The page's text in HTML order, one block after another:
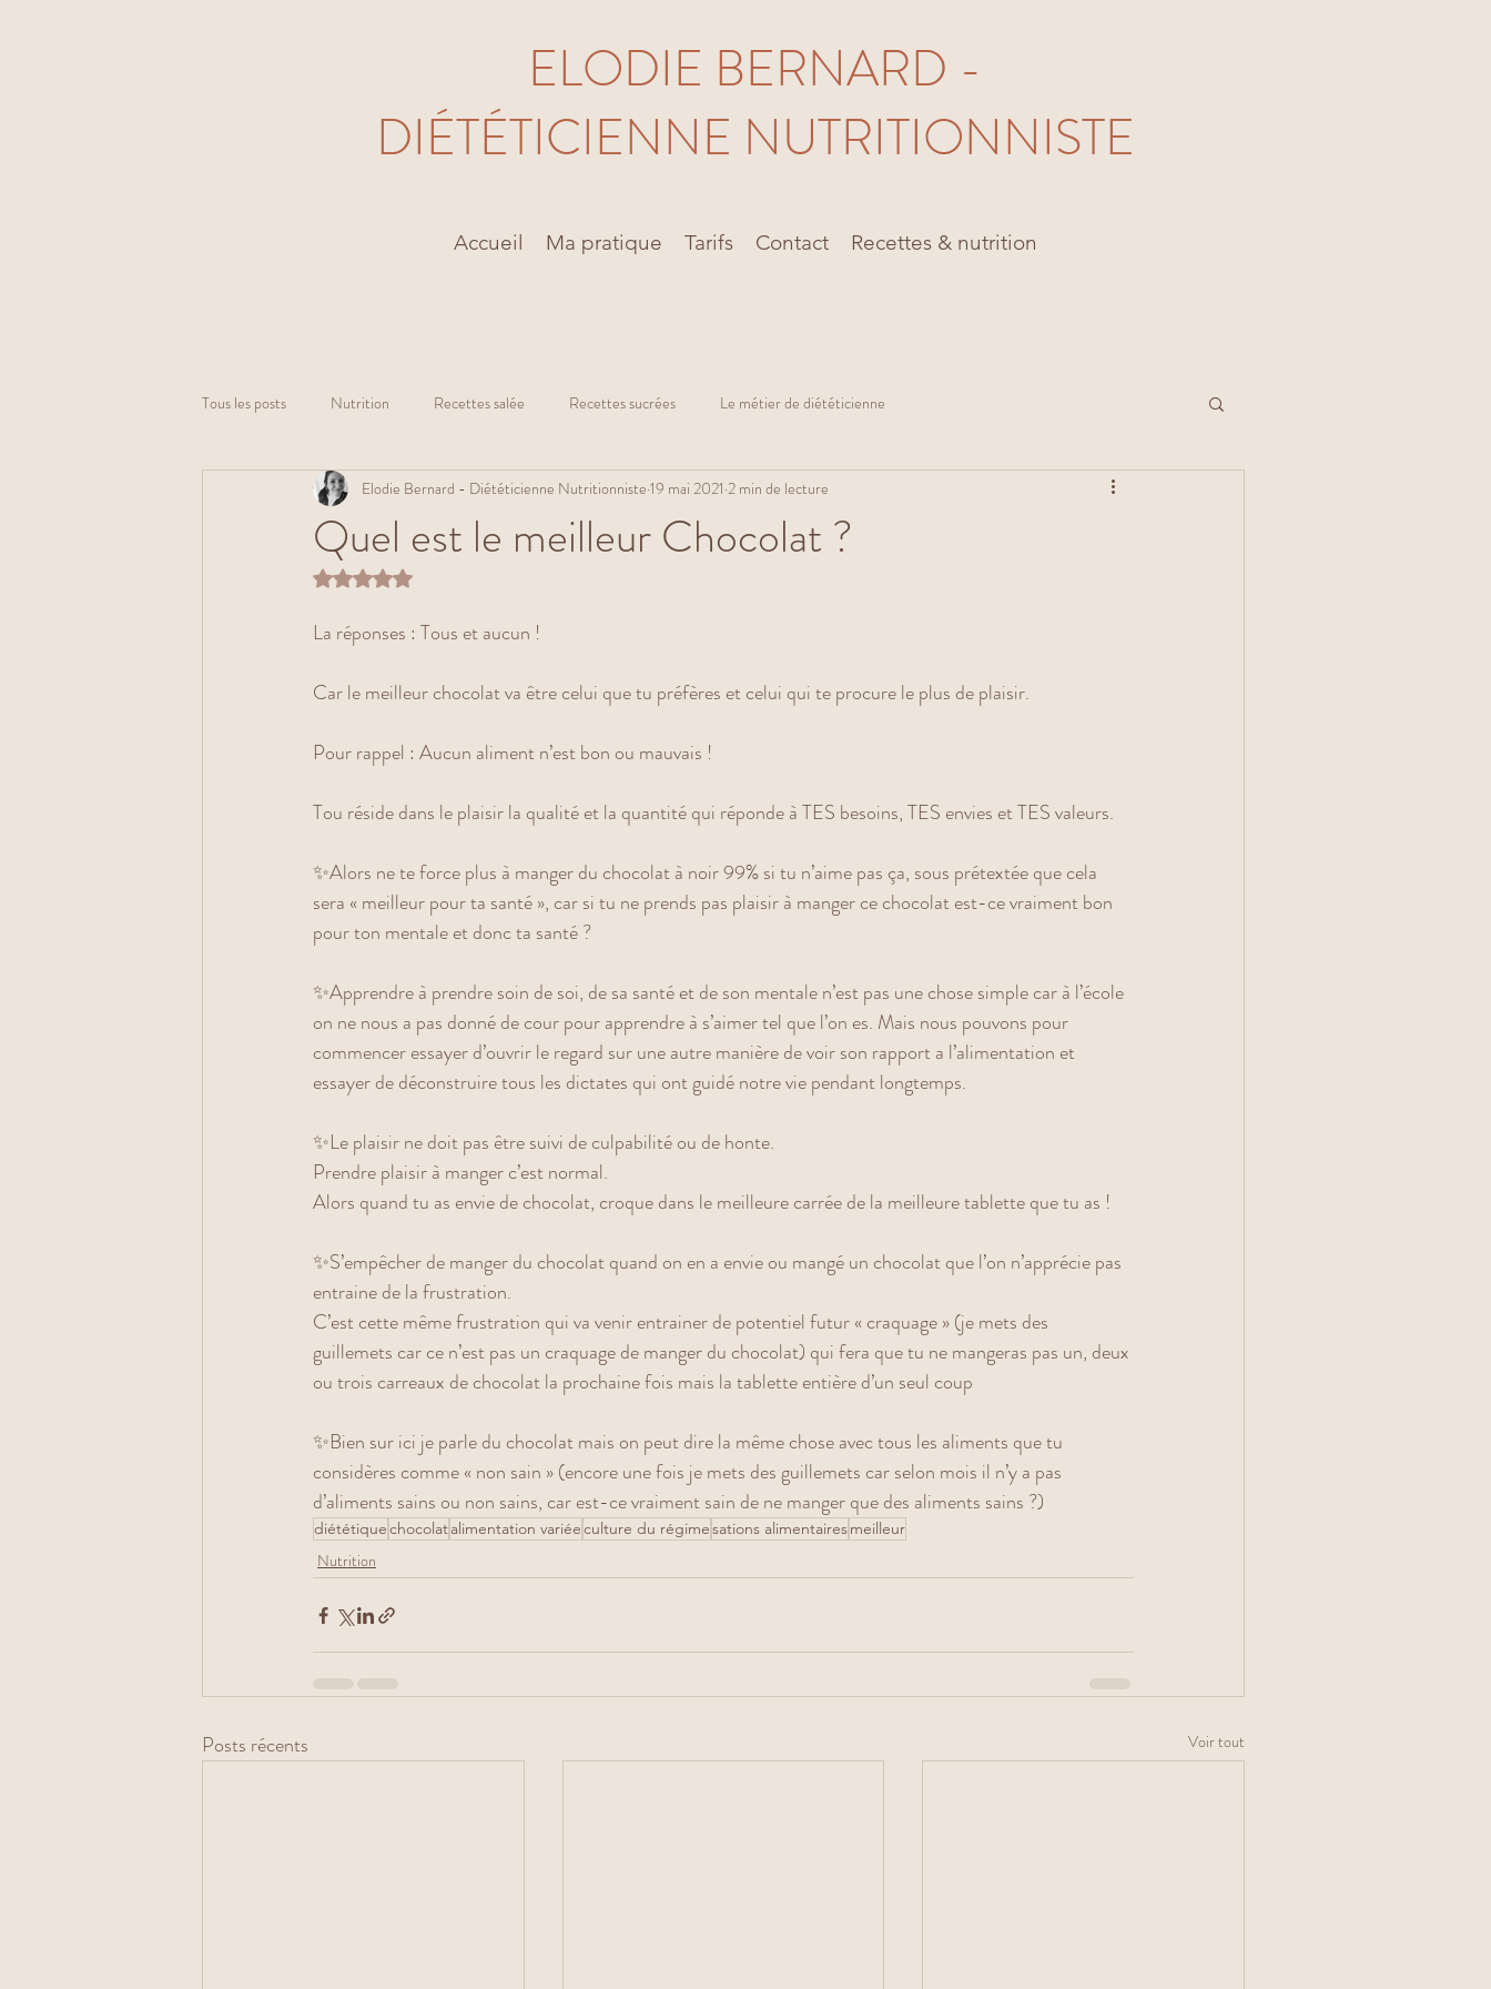
ELODIE BERNARD -
DIÉTÉTICIENNE NUTRITIONNISTE
Accueil Ma pratique Tarifs Contact Recettes & nutrition
Tous les posts Nutrition Recettes salée Recettes sucrées Le métier de diététicienne
Quel est le meilleur Chocolat ?
Elodie Bernard - Diététicienne Nutritionniste 19 mai 2021 2 min de lecture
Noté NaN étoiles sur 5.
La réponses : Tous et aucun !
Car le meilleur chocolat va être celui que tu préfères et celui qui te procure le plus de plaisir.
Pour rappel : Aucun aliment n’est bon ou mauvais !
Tou réside dans le plaisir la qualité et la quantité qui réponde à TES besoins, TES envies et TES valeurs.
✨Alors ne te force plus à manger du chocolat à noir 99% si tu n’aime pas ça, sous prétextée que cela
sera « meilleur pour ta santé », car si tu ne prends pas plaisir à manger ce chocolat est-ce vraiment bon
pour ton mentale et donc ta santé ?
✨Apprendre à prendre soin de soi, de sa santé et de son mentale n’est pas une chose simple car à l’école
on ne nous a pas donné de cour pour apprendre à s’aimer tel que l’on es. Mais nous pouvons pour
commencer essayer d’ouvrir le regard sur une autre manière de voir son rapport a l’alimentation et
essayer de déconstruire tous les dictates qui ont guidé notre vie pendant longtemps.
✨Le plaisir ne doit pas être suivi de culpabilité ou de honte.
Prendre plaisir à manger c’est normal.
Alors quand tu as envie de chocolat, croque dans le meilleure carrée de la meilleure tablette que tu as !
✨S’empêcher de manger du chocolat quand on en a envie ou mangé un chocolat que l’on n’apprécie pas
entraine de la frustration.
C’est cette même frustration qui va venir entrainer de potentiel futur « craquage » (je mets des
guillemets car ce n’est pas un craquage de manger du chocolat) qui fera que tu ne mangeras pas un, deux
ou trois carreaux de chocolat la prochaine fois mais la tablette entière d’un seul coup
✨Bien sur ici je parle du chocolat mais on peut dire la même chose avec tous les aliments que tu
considères comme « non sain » (encore une fois je mets des guillemets car selon mois il n’y a pas
d’aliments sains ou non sains, car est-ce vraiment sain de ne manger que des aliments sains ?)
diététiquechocolatalimentation variéeculture du régimesations alimentairesmeilleur
Nutrition
Posts récents Voir tout